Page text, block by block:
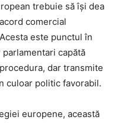
trebuie să își dea
comercial
este punctul în
capătă
dar transmite
culoar politic favorabil.
europene, această